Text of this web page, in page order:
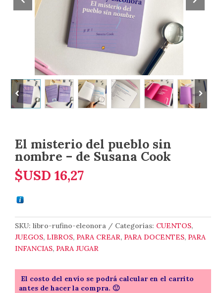
El misterio del pueblo sin
nombre – de Susana Cook
$USD 16,27
SKU:libro-rufino-eleonora Categorías: CUENTOS,
JUEGOS, LIBROS, PARA CREAR, PARA DOCENTES, PARA
INFANCIAS, PARA JUGAR
El costo del envío se podrá calcular en el carrito
antes de hacer la compra. 🙂